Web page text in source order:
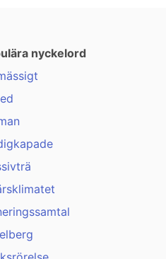
nyckelord